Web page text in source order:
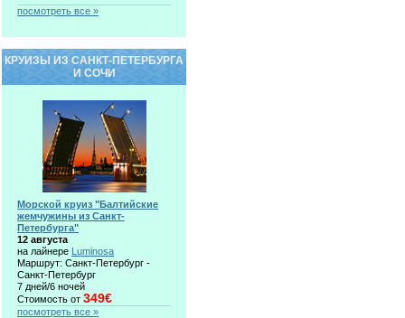
посмотреть все »
КРУИЗЫ ИЗ САНКТ-ПЕТЕРБУРГА
И СОЧИ
Морской круиз "Балтийские
жемчужины из Санкт-
Петербурга"
12 августа
на лайнере Luminosa
Маршрут: Санкт-Петербург -
Санкт-Петербург
7 дней/6 ночей
Стоимость от 349€
посмотреть все »